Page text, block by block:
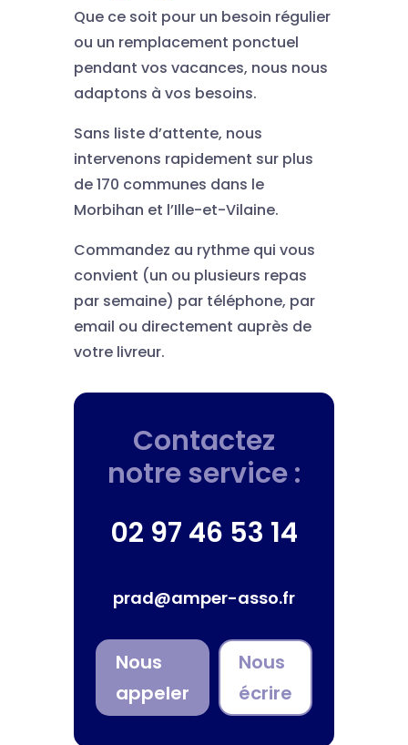
Que ce soit pour un besoin régulier
ou un remplacement ponctuel
pendant vos vacances, nous nous
adaptons à vos besoins.
Sans liste d’attente, nous
intervenons rapidement sur plus
de 170 communes dans le
Morbihan et l’Ille-et-Vilaine.
Commandez au rythme qui vous
convient (un ou plusieurs repas
par semaine) par téléphone, par
email ou directement auprès de
votre livreur.
Contactez
notre service :
02 97 46 53 14
prad@amper-asso.fr
Nous
appeler
Nous
écrire